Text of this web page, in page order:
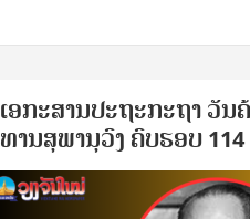
ເອ​ກະ​ສານ​ປະ​ຖະ​ກະ​ຖ​າ ວັນ​
ທານ​ສຸ​ພາ​ນຸ​ວົງ ຄົບ​ຮອບ 114